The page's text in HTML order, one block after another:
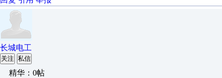
长城电工
关注 私信
精华：0帖